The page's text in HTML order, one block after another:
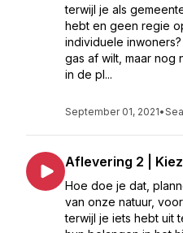
terwijl je als
hebt en geen regie
individuele
gas af wilt, maar nog
in de pl...
September 01, 2021•
Aflevering 2 |
Hoe doe je dat,
van onze natuur,
terwijl je iets hebt uit